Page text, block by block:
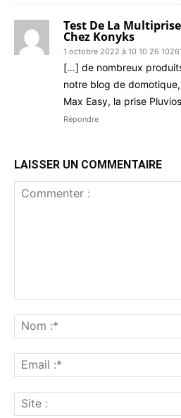
Test De La Multiprise
Chez Konyks
1 octobre 2022 à 10 10 26
[…] de nombreux
notre blog de
Max Easy, la prise
Répondre
LAISSER UN COMMENTAIRE